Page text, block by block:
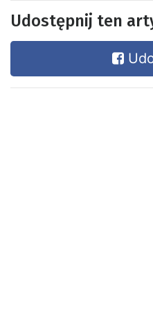
Udostępnij ten